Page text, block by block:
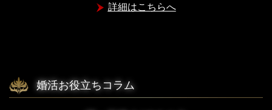
詳細はこちらへ
婚活お役立ちコラム